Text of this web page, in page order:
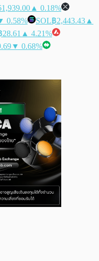
▲ 0.18%
0.58% SOL฿2,443.43 ▲
28.61 ▲ 4.21%
▼ 0.68%